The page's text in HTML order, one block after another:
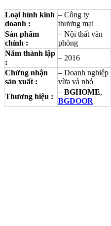
Loại hình kinh
doanh :
– Công ty
thương mại
Sản phẩm
chính :
– Nội thất văn
phòng
Năm thành lập
:
– 2016
Chứng nhận
sản xuất :
– Doanh nghiệp
vừa và nhỏ
Thương hiệu :
– BGHOME,
BGDOOR